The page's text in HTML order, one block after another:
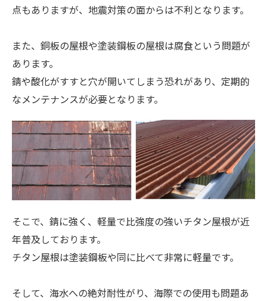
点もありますが、地震対策の面からは不利となります。
また、銅板の屋根や塗装鋼板の屋根は腐食という問題が
あります。
錆や酸化がすすと穴が開いてしまう恐れがあり、定期的
なメンテナンスが必要となります。
そこで、錆に強く、軽量で比強度の強いチタン屋根が近
年普及しております。
チタン屋根は塗装鋼板や同に比べて非常に軽量です。
そして、海水への絶対耐性がり、海際での使用も問題あ